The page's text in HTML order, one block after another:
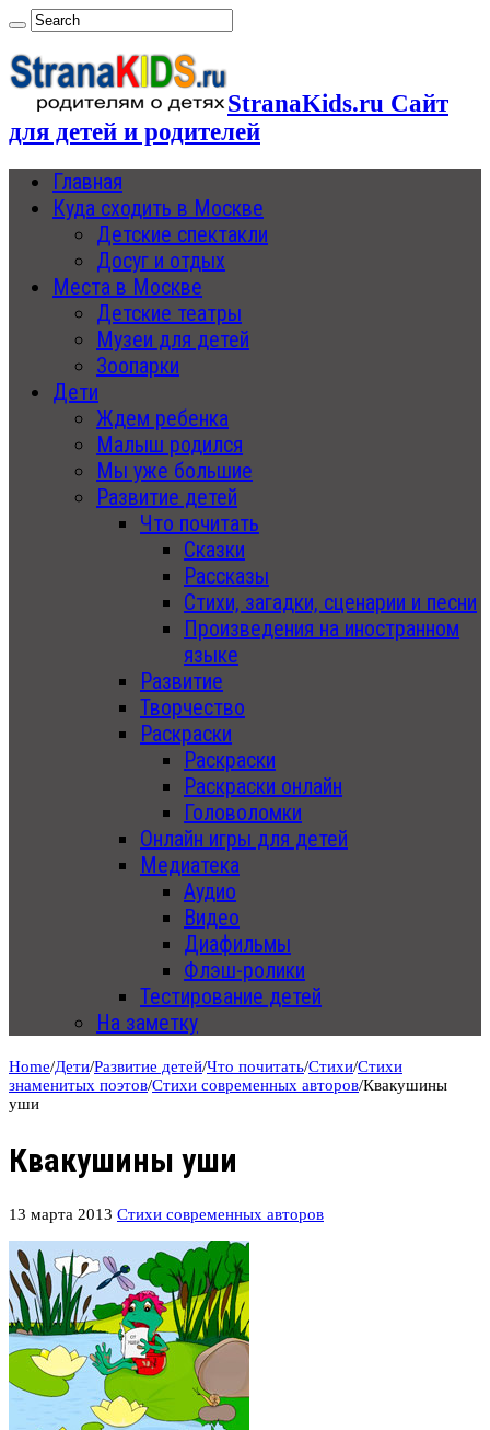
StranaKids.ru Сайт
для детей и родителей
Главная
Куда сходить в Москве
Детские спектакли
Досуг и отдых
Места в Москве
Детские театры
Музеи для детей
Зоопарки
Дети
Ждем ребенка
Малыш родился
Мы уже большие
Развитие детей
Что почитать
Сказки
Рассказы
Стихи, загадки, сценарии и песни
Произведения на иностранном
языке
Развитие
Творчество
Раскраски
Раскраски
Раскраски онлайн
Головоломки
Онлайн игры для детей
Медиатека
Аудио
Видео
Диафильмы
Флэш-ролики
Тестирование детей
На заметку
Home/Дети/Развитие детей/Что почитать/Стихи/Стихи
знаменитых поэтов/Стихи современных авторов/Квакушины
уши
Квакушины уши
13 марта 2013 Стихи современных авторов